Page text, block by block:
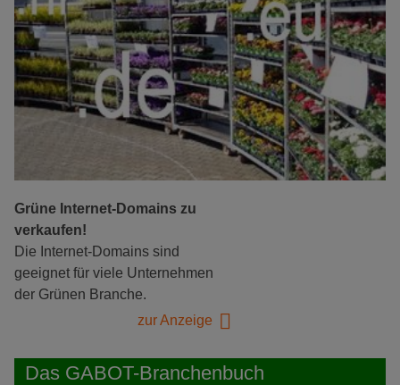
Grüne Internet-Domains zu
verkaufen!
Die Internet-Domains sind
geeignet für viele Unternehmen
der Grünen Branche.
zur Anzeige
Das GABOT-Branchenbuch